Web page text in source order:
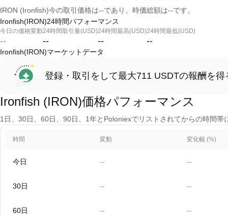
IRON (Ironfish)今の取引価格は--であり、時価総額は--です。
Ironfish(IRON)24時間パフォーマンス
今日の価格変動
--
24時間取引量(USD)
--
24時間最高(USD)
--
24時間最低(USD)
--
Ironfish(IRON)マーケットデータ
登録・取引をして最大711 USDTの報酬を得
Ironfish (IRON)価格パフォーマンス
1日、30日、60日、90日、1年とPoloniexでリストされてからの時間
時間 変動 変化幅 (%)
今日 -- --
30日 -- --
60日 -- --